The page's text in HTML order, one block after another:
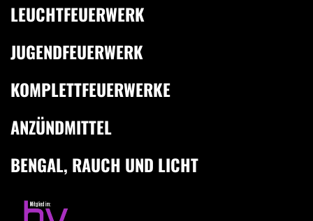
LEUCHTFEUERWERK
JUGENDFEUERWERK
KOMPLETTFEUERWERKE
ANZÜNDMITTEL
BENGAL, RAUCH UND LICHT